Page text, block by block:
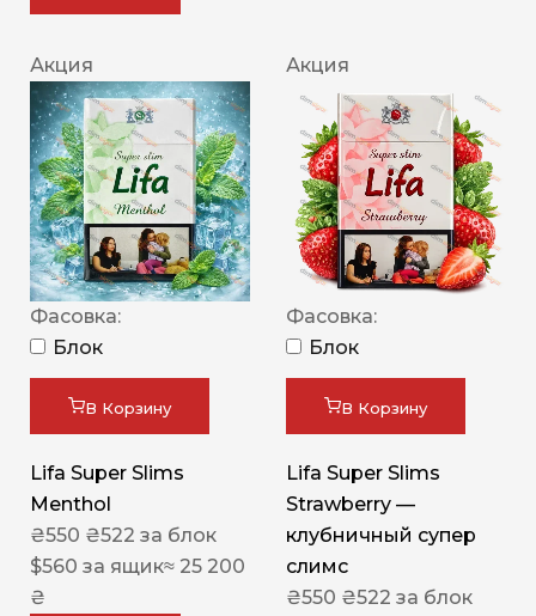
Акция
Фасовка:
Блок
В Корзину
Lifa Super Slims
Menthol
₴550 ₴522 за блок
$560 за ящик≈ 25 200
₴
Акция
Фасовка:
Блок
В Корзину
Lifa Super Slims
Strawberry —
клубничный супер
слимс
₴550 ₴522 за блок